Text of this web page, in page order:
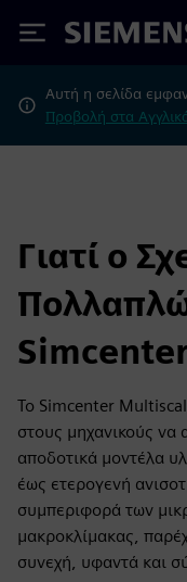
Siemens
Αυτή η σελίδα
Προβολή στα
Γιατί ο
Το Simcenter
στους μηχανικούς να
αποδοτικά μοντέλα
έως ετερογενή
συμπεριφορά των
μακροκλίμακας,
συνεχή, υφαντά και